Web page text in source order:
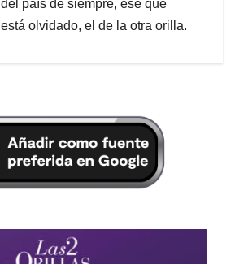
del país de siempre, ese que
está olvidado, el de la otra orilla.